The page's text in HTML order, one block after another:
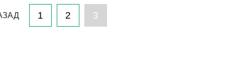
1 2 3